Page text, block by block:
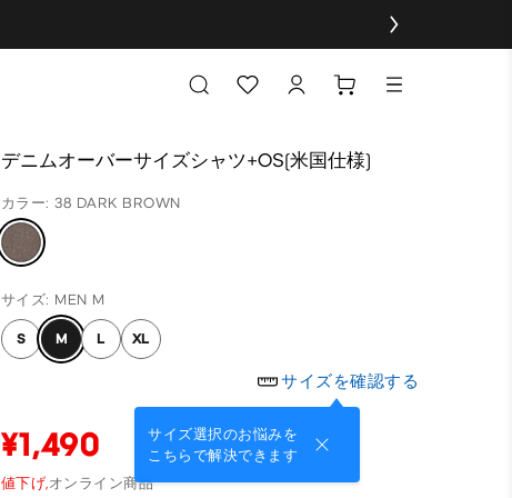
デニムオーバーサイズシャツ+OS(米国仕様)
カラー: 38 DARK BROWN
サイズ: MEN M
S M L XL
サイズを確認する
サイズ選択のお悩みを
こちらで解決できます
¥1,490
値下げ,オンライン商品